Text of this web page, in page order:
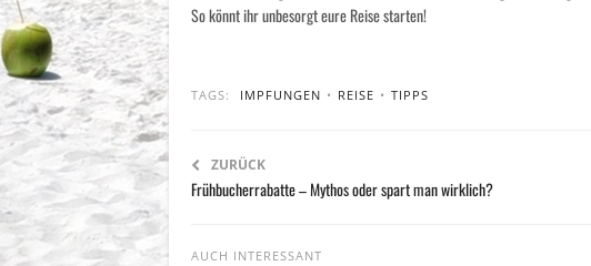
So könnt ihr unbesorgt eure Reise starten!
TAGS: IMPFUNGEN • REISE • TIPPS
ZURÜCK
Frühbucherrabatte – Mythos oder spart man wirklich?
AUCH INTERESSANT